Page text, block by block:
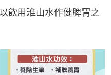
飲用淮山水作健脾胃之